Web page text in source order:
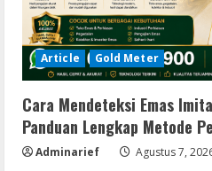
Article Gold Meter
Cara Mendeteksi Emas
Panduan Lengkap Metode
Adminarief Agustus 7,